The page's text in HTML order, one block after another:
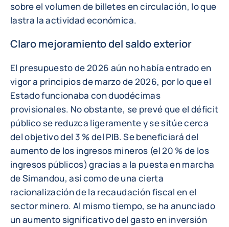
sobre el volumen de billetes en circulación, lo que
lastra la actividad económica.
Claro mejoramiento del saldo exterior
El presupuesto de 2026 aún no había entrado en
vigor a principios de marzo de 2026, por lo que el
Estado funcionaba con duodécimas
provisionales. No obstante, se prevé que el déficit
público se reduzca ligeramente y se sitúe cerca
del objetivo del 3 % del PIB. Se beneficiará del
aumento de los ingresos mineros (el 20 % de los
ingresos públicos) gracias a la puesta en marcha
de Simandou, así como de una cierta
racionalización de la recaudación fiscal en el
sector minero. Al mismo tiempo, se ha anunciado
un aumento significativo del gasto en inversión